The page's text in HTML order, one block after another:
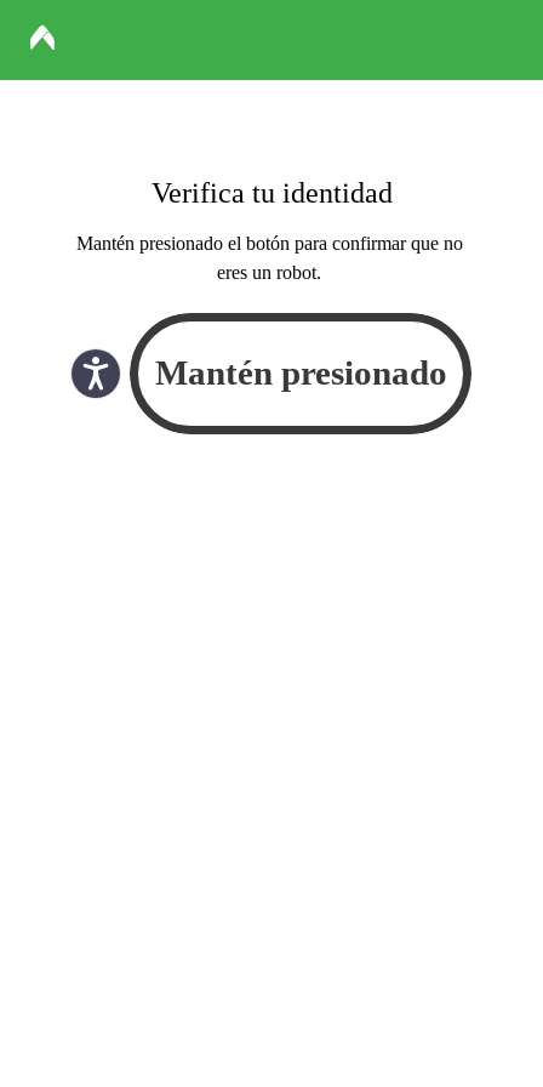
Verifica tu identidad
Mantén presionado el botón para confirmar que no
eres un robot.